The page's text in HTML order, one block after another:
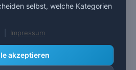
selbst, welche Kategorien
Impressum
akzeptieren